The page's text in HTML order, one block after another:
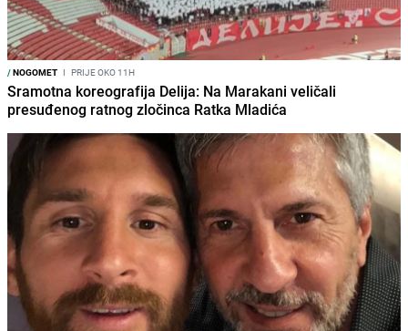
/NOGOMET I PRIJE OKO 11H
Sramotna koreografija Delija: Na Marakani veličali
presuđenog ratnog zločinca Ratka Mladića